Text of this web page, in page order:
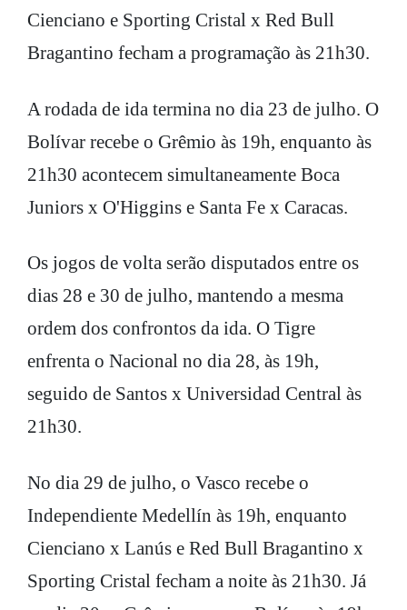
Cienciano e Sporting Cristal x Red Bull
Bragantino fecham a programação às 21h30.
A rodada de ida termina no dia 23 de julho. O
Bolívar recebe o Grêmio às 19h, enquanto às
21h30 acontecem simultaneamente Boca
Juniors x O'Higgins e Santa Fe x Caracas.
Os jogos de volta serão disputados entre os
dias 28 e 30 de julho, mantendo a mesma
ordem dos confrontos da ida. O Tigre
enfrenta o Nacional no dia 28, às 19h,
seguido de Santos x Universidad Central às
21h30.
No dia 29 de julho, o Vasco recebe o
Independiente Medellín às 19h, enquanto
Cienciano x Lanús e Red Bull Bragantino x
Sporting Cristal fecham a noite às 21h30. Já